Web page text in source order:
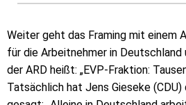
Weiter geht das Framing mit einem
für die Arbeitnehmer in Deutschland
der ARD heißt: „EVP-Fraktion:
Tatsächlich hat Jens Gieseke (CDU)